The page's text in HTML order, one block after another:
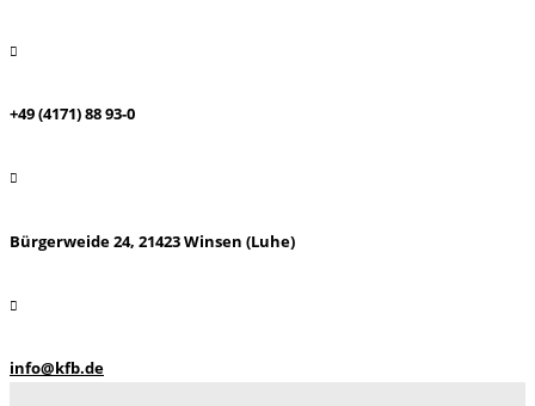
+49 (4171) 88 93-0
Bürgerweide 24, 21423 Winsen (Luhe)
info@kfb.de